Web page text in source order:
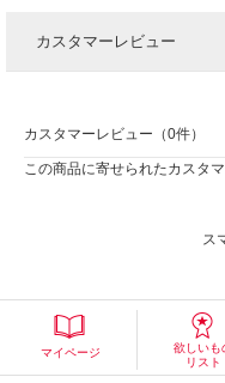
カスタマーレビュー
カスタマーレビュー（0件）
この商品に寄せられたカスタ
ス
マイページ
欲しいも
リスト